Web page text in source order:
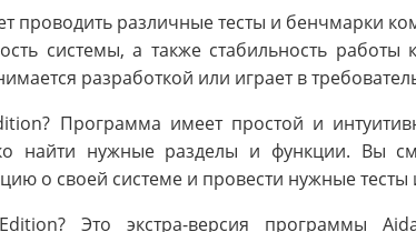
проводить различные тесты и бенчмарки
системы, а также стабильность работы
разработкой или играет в
Программа имеет простой и
найти нужные разделы и функции. Вы
о своей системе и провести нужные тесты
Это экстра-версия программы